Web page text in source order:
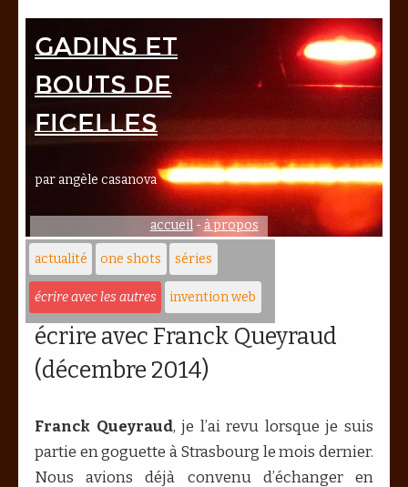
Gadins et
bouts de
ficelles
par angèle casanova
accueil-à propos
actualité one shots séries
écrire avec les autres invention web
écrire avec Franck Queyraud
(décembre 2014)
Franck Queyraud, je l’ai revu lorsque je suis
partie en goguette à Strasbourg le mois dernier.
Nous avions déjà convenu d’échanger en